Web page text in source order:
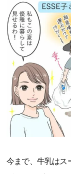
今まで、牛乳はス